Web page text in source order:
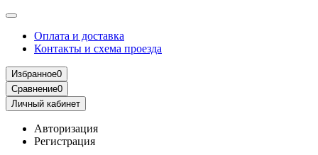
Оплата и доставка
Контакты и схема проезда
Избранное0
Сравнение0
Личный кабинет
Авторизация
Регистрация